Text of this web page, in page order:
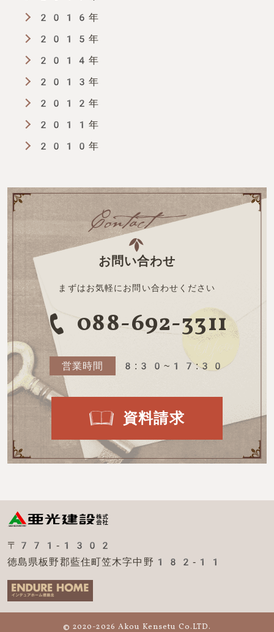
2016年
2015年
2014年
2013年
2012年
2011年
2010年
お問い合わせ
まずはお気軽にお問い合わせください
088-692-3311
営業時間 8:30~17:30
資料請求
〒771-1302
徳島県板野郡藍住町笠木字中野182-11
© 2020-2026 Akou Kensetu Co.LTD.